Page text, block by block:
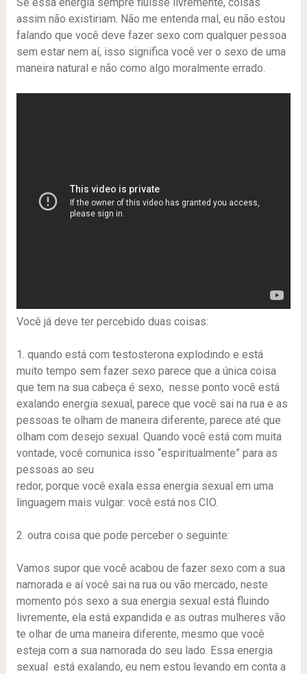
assim não existiriam. Não me entenda mal, eu não estou
falando que você deve fazer sexo com qualquer pessoa
sem estar nem aí, isso significa você ver o sexo de uma
maneira natural e não como algo moralmente errado.
Você já deve ter percebido duas coisas:
1. quando está com testosterona explodindo e está
muito tempo sem fazer sexo parece que a única coisa
que tem na sua cabeça é sexo, nesse ponto você está
exalando energia sexual, parece que você sai na rua e as
pessoas te olham de maneira diferente, parece até que
olham com desejo sexual. Quando você está com muita
vontade, você comunica isso “espiritualmente” para as
pessoas ao seu
redor, porque você exala essa energia sexual em uma
linguagem mais vulgar: você está nos CIO.
2. outra coisa que pode perceber o seguinte:
Vamos supor que você acabou de fazer sexo com a sua
namorada e aí você sai na rua ou vão mercado, neste
momento pós sexo a sua energia sexual está fluindo
livremente, ela está expandida e as outras mulheres vão
te olhar de uma maneira diferente, mesmo que você
esteja com a sua namorada do seu lado. Essa energia
sexual está exalando, eu nem estou levando em conta a